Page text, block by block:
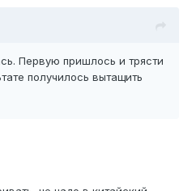
Первую пришлось и трясти
получилось вытащить